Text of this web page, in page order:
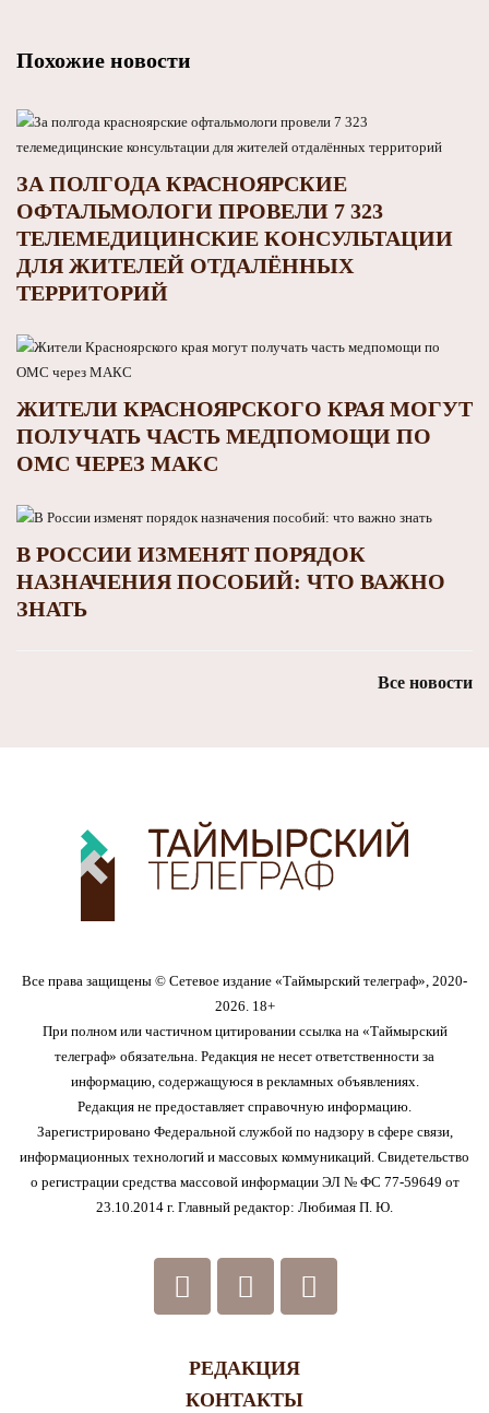
Похожие новости
ЗА ПОЛГОДА КРАСНОЯРСКИЕ
ОФТАЛЬМОЛОГИ ПРОВЕЛИ 7 323
ТЕЛЕМЕДИЦИНСКИЕ КОНСУЛЬТАЦИИ
ДЛЯ ЖИТЕЛЕЙ ОТДАЛЁННЫХ
ТЕРРИТОРИЙ
ЖИТЕЛИ КРАСНОЯРСКОГО КРАЯ МОГУТ
ПОЛУЧАТЬ ЧАСТЬ МЕДПОМОЩИ ПО
ОМС ЧЕРЕЗ МАКС
В РОССИИ ИЗМЕНЯТ ПОРЯДОК
НАЗНАЧЕНИЯ ПОСОБИЙ: ЧТО ВАЖНО
ЗНАТЬ
Все новости
Все права защищены © Сетевое издание «Таймырский телеграф», 2020-
2026. 18+
При полном или частичном цитировании ссылка на «Таймырский
телеграф» обязательна. Редакция не несет ответственности за
информацию, содержащуюся в рекламных объявлениях.
Редакция не предоставляет справочную информацию.
Зарегистрировано Федеральной службой по надзору в сфере связи,
информационных технологий и массовых коммуникаций. Свидетельство
о регистрации средства массовой информации ЭЛ № ФС 77-59649 от
23.10.2014 г. Главный редактор: Любимая П. Ю.
РЕДАКЦИЯ
КОНТАКТЫ